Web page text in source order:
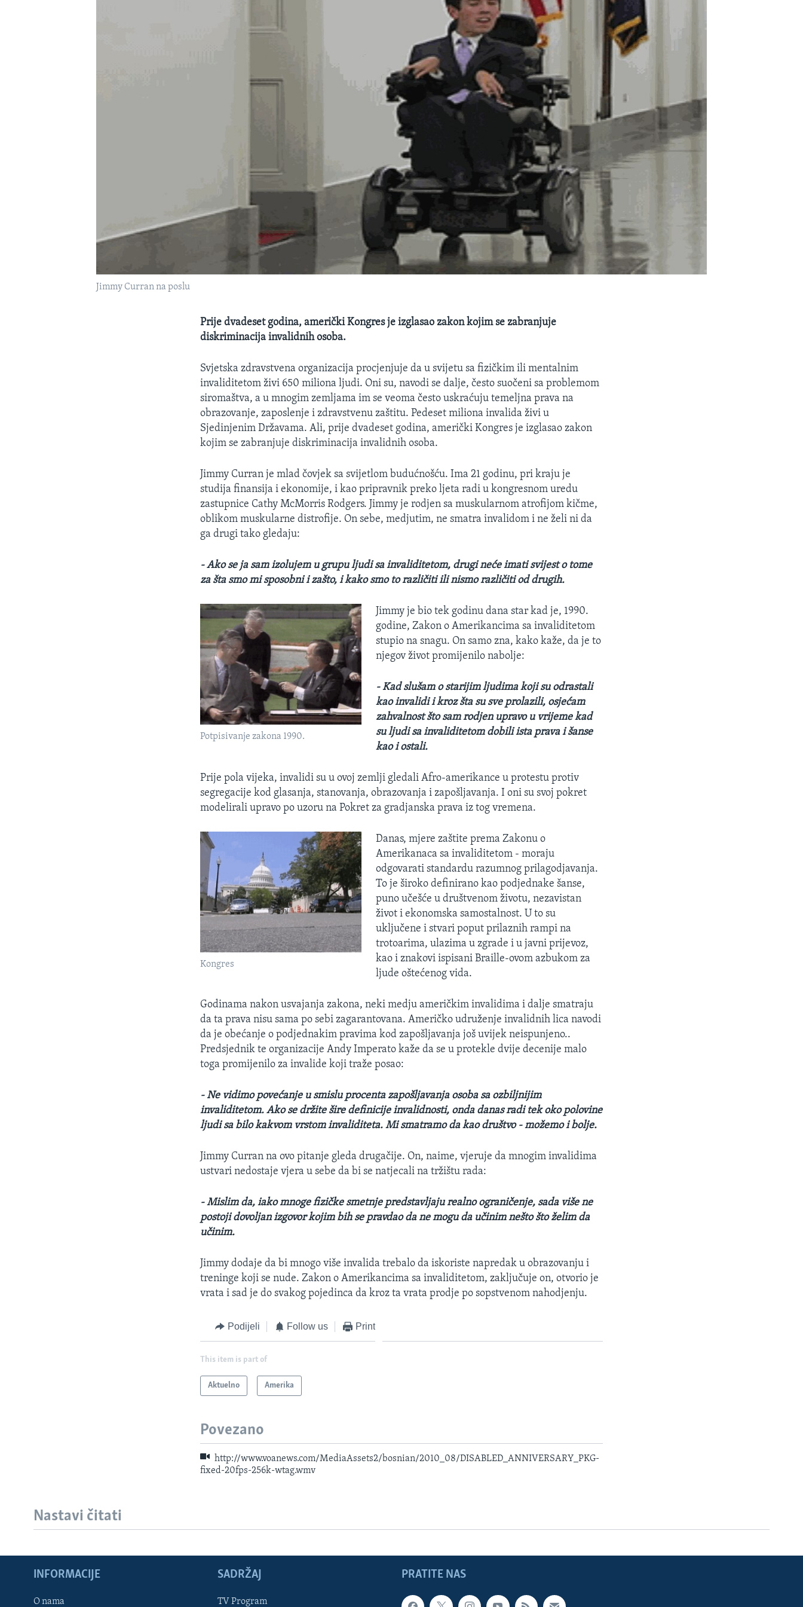
Learning English
Jimmy Curran na poslu
Prije dvadeset godina, američki Kongres je izglasao zakon kojim se zabranjuje
diskriminacija invalidnih osoba.
Svjetska zdravstvena organizacija procjenjuje da u svijetu sa fizičkim ili mentalnim
invaliditetom živi 650 miliona ljudi. Oni su, navodi se dalje, često suočeni sa problemom
siromaštva, a u mnogim zemljama im se veoma često uskraćuju temeljna prava na
obrazovanje, zaposlenje i zdravstvenu zaštitu. Pedeset miliona invalida živi u
Sjedinjenim Državama. Ali, prije dvadeset godina, američki Kongres je izglasao zakon
kojim se zabranjuje diskriminacija invalidnih osoba.
Jimmy Curran je mlad čovjek sa svijetlom budućnošću. Ima 21 godinu, pri kraju je
studija finansija i ekonomije, i kao pripravnik preko ljeta radi u kongresnom uredu
zastupnice Cathy McMorris Rodgers. Jimmy je rodjen sa muskularnom atrofijom kičme,
oblikom muskularne distrofije. On sebe, medjutim, ne smatra invalidom i ne želi ni da
ga drugi tako gledaju:
- Ako se ja sam izolujem u grupu ljudi sa invaliditetom, drugi neće imati svijest o tome
za šta smo mi sposobni i zašto, i kako smo to različiti ili nismo različiti od drugih.
Potpisivanje zakona 1990.
Jimmy je bio tek godinu dana star kad je, 1990.
godine, Zakon o Amerikancima sa invaliditetom
stupio na snagu. On samo zna, kako kaže, da je to
njegov život promijenilo nabolje:
- Kad slušam o starijim ljudima koji su odrastali
kao invalidi i kroz šta su sve prolazili, osjećam
zahvalnost što sam rodjen upravo u vrijeme kad
su ljudi sa invaliditetom dobili ista prava i šanse
kao i ostali.
Prije pola vijeka, invalidi su u ovoj zemlji gledali Afro-amerikance u protestu protiv
segregacije kod glasanja, stanovanja, obrazovanja i zapošljavanja. I oni su svoj pokret
modelirali upravo po uzoru na Pokret za gradjanska prava iz tog vremena.
Kongres
Danas, mjere zaštite prema Zakonu o
Amerikanaca sa invaliditetom - moraju
odgovarati standardu razumnog prilagodjavanja.
To je široko definirano kao podjednake šanse,
puno učešće u društvenom životu, nezavistan
život i ekonomska samostalnost. U to su
uključene i stvari poput prilaznih rampi na
trotoarima, ulazima u zgrade i u javni prijevoz,
kao i znakovi ispisani Braille-ovom azbukom za
ljude oštećenog vida.
Godinama nakon usvajanja zakona, neki medju američkim invalidima i dalje smatraju
da ta prava nisu sama po sebi zagarantovana. Američko udruženje invalidnih lica navodi
da je obećanje o podjednakim pravima kod zapošljavanja još uvijek neispunjeno..
Predsjednik te organizacije Andy Imperato kaže da se u protekle dvije decenije malo
toga promijenilo za invalide koji traže posao:
- Ne vidimo povećanje u smislu procenta zapošljavanja osoba sa ozbiljnijim
invaliditetom. Ako se držite šire definicije invalidnosti, onda danas radi tek oko polovine
ljudi sa bilo kakvom vrstom invaliditeta. Mi smatramo da kao društvo - možemo i bolje.
Jimmy Curran na ovo pitanje gleda drugačije. On, naime, vjeruje da mnogim invalidima
ustvari nedostaje vjera u sebe da bi se natjecali na tržištu rada:
- Mislim da, iako mnoge fizičke smetnje predstavljaju realno ograničenje, sada više ne
postoji dovoljan izgovor kojim bih se pravdao da ne mogu da učinim nešto što želim da
učinim.
Jimmy dodaje da bi mnogo više invalida trebalo da iskoriste napredak u obrazovanju i
treninge koji se nude. Zakon o Amerikancima sa invaliditetom, zaključuje on, otvorio je
vrata i sad je do svakog pojedinca da kroz ta vrata prodje po sopstvenom nahodjenju.
Podijeli Follow us Print
This item is part of
Aktuelno Amerika
Povezano
http://www.voanews.com/MediaAssets2/bosnian/2010_08/DISABLED_ANNIVERSARY_PKG-
fixed-20fps-256k-wtag.wmv
Nastavi čitati
PRATITE NAS
INFORMACIJE
O nama
SADRŽAJ
TV Program